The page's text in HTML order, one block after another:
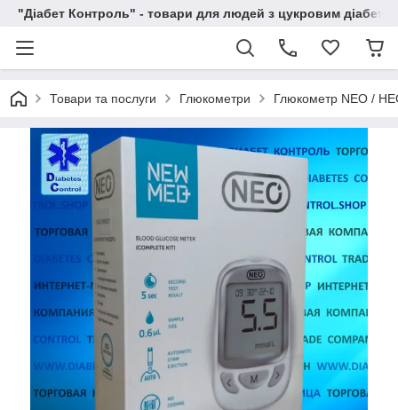
"Діабет Контроль" - товари для людей з цукровим
Товари та послуги Глюкометри Глюкометр NEO /